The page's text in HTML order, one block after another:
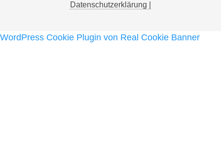
Datenschutzerklärung |
WordPress Cookie Plugin von Real Cookie Banner